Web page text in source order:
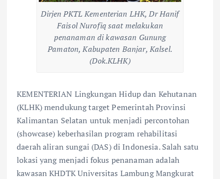
Dirjen PKTL Kementerian LHK, Dr Hanif
Faisol Nurofiq saat melakukan
penanaman di kawasan Gunung
Pamaton, Kabupaten Banjar, Kalsel.
(Dok.KLHK)
KEMENTERIAN Lingkungan Hidup dan Kehutanan
(KLHK) mendukung target Pemerintah Provinsi
Kalimantan Selatan untuk menjadi percontohan
(showcase) keberhasilan program rehabilitasi
daerah aliran sungai (DAS) di Indonesia. Salah satu
lokasi yang menjadi fokus penanaman adalah
kawasan KHDTK Universitas Lambung Mangkurat